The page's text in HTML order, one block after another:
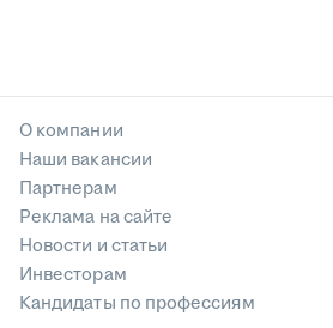
О компании
Наши вакансии
Партнерам
Реклама на сайте
Новости и статьи
Инвесторам
Кандидаты по профессиям